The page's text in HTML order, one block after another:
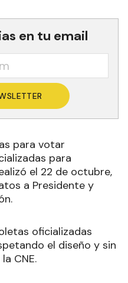
en tu email
para votar
para
el 22 de octubre,
a Presidente y
oficializadas
el diseño y sin
CNE.